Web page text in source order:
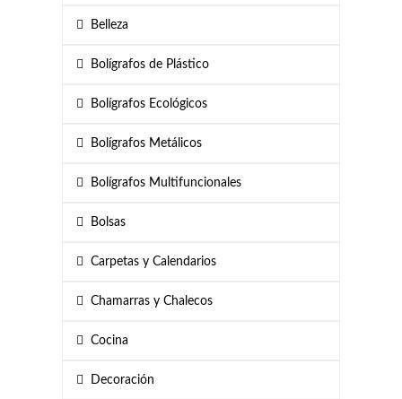
Belleza
Bolígrafos de Plástico
Bolígrafos Ecológicos
Bolígrafos Metálicos
Bolígrafos Multifuncionales
Bolsas
Carpetas y Calendarios
Chamarras y Chalecos
Cocina
Decoración